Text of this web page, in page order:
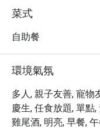
新潮且舒適的環境，
的自助餐選項包含新
人甜點蛋糕，滿足您
Restaurant，享受最
的午餐或晚餐自助
美食。立即預訂，開
菜式
自助餐
環境氣氛
多人, 親子友善, 寵物
慶生, 任食放題, 單點
雞尾酒, 明亮, 早餐,